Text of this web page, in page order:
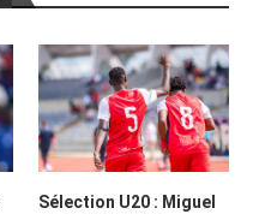
Sélection U20 : Miguel